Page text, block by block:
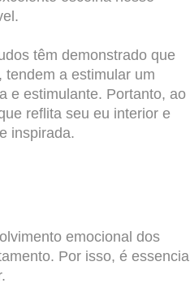
têm demonstrado que
a estimular um
e estimulante. Portanto, ao
reflita seu eu interior e
inspirada.
emocional dos
Por isso, é essencial